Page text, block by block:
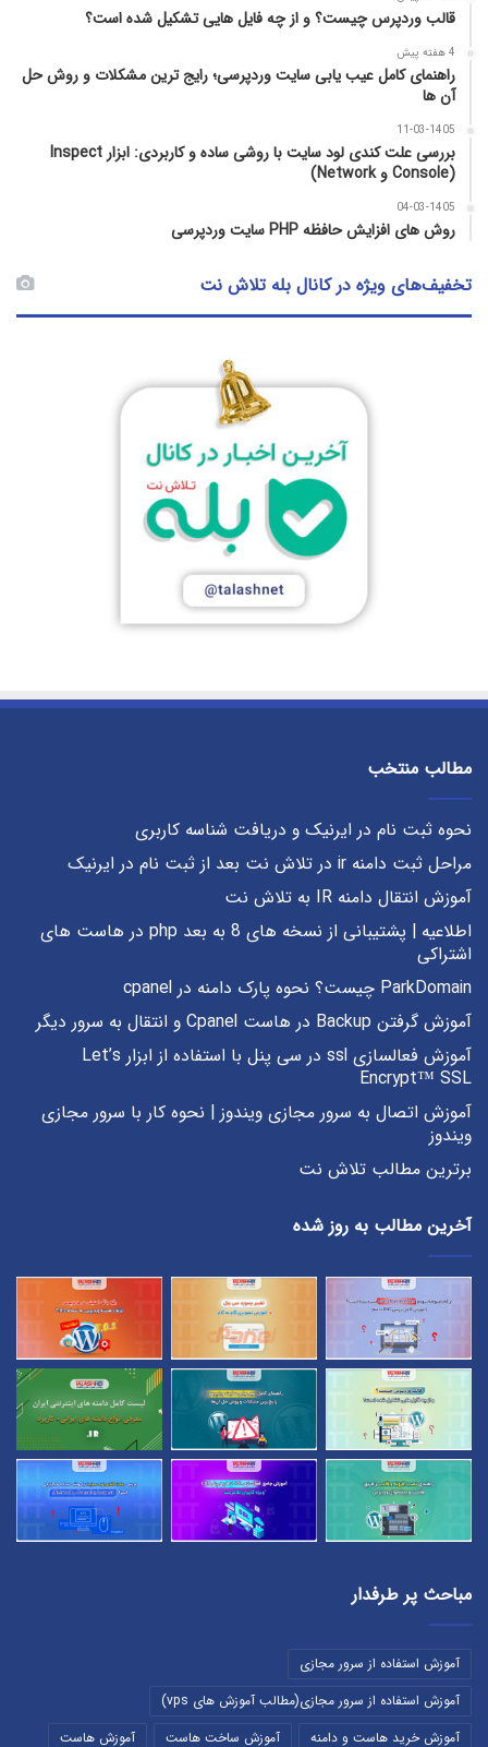
قالب وردپرس چیست؟ و از چه فایل­ هایی تشکیل شده است؟
4 هفته پیش
راهنمای کامل عیب‌ یابی سایت وردپرسی؛ رایج‌ ترین مشکلات و روش حل
آن‌ ها
11-03-1405
بررسی علت کندی لود سایت با روشی ساده و کاربردی: ابزار Inspect
(Console و Network)
04-03-1405
روش‌ های افزایش حافظه PHP سایت وردپرسی
تخفیف‌های ویژه در کانال بله تلاش نت
مطالب منتخب
نحوه ثبت نام در ایرنیک و دریافت شناسه کاربری
مراحل ثبت دامنه ir در تلاش نت بعد از ثبت نام در ایرنیک
آموزش انتقال دامنه IR به تلاش نت
اطلاعیه | پشتیبانی از نسخه های 8 به بعد php در هاست های
اشتراکی
ParkDomain چیست؟ نحوه پارک دامنه در cpanel
آموزش گرفتن Backup در هاست Cpanel و انتقال به سرور دیگر
آموزش فعالسازی ssl در سی پنل با استفاده از ابزار Let’s
Encrypt™ SSL
آموزش اتصال به سرور مجازی ویندوز | نحوه کار با سرور مجازی
ویندوز
برترین مطالب تلاش نت
آخرین مطالب به روز شده
مباحث پر طرفدار
آموزش استفاده از سرور مجازی
آموزش استفاده از سرور مجازی(مطالب آموزش های vps)
آموزش خرید هاست و دامنه
آموزش ساخت هاست آموزش هاست